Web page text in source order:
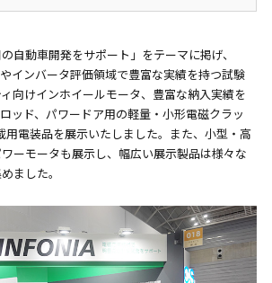
自動車開発をサポート」をテーマに掲げ、
インバータ評価領域で豊富な実績を持つ試験
向けインホイールモータ、豊富な納入実績を
ッド、パワードア用の軽量・小形電磁クラッ
用電装品を展示いたしました。また、小型・高
ーモータも展示し、幅広い展示製品は様々な
ました。